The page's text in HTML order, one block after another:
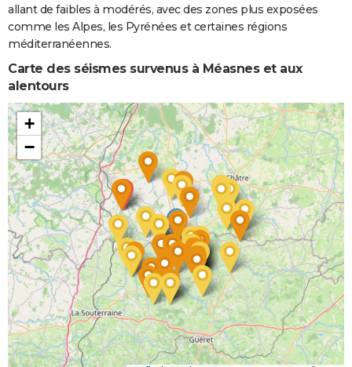
allant de faibles à modérés, avec des zones plus exposées
comme les Alpes, les Pyrénées et certaines régions
méditerranéennes.
Carte des séismes survenus à Méasnes et aux
alentours
+
−